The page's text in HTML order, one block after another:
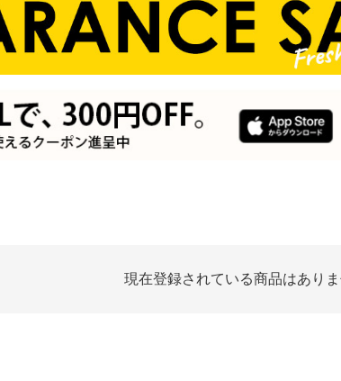
現在登録されている商品はありま